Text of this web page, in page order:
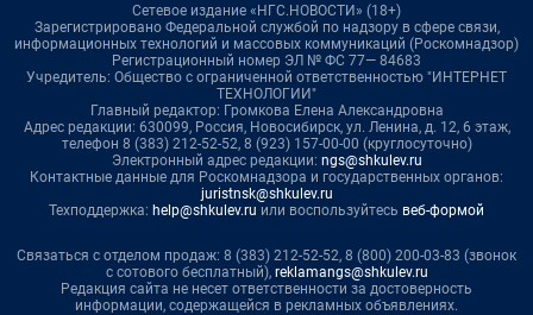
Сетевое издание «НГС.НОВОСТИ» (18+)
Зарегистрировано Федеральной службой по надзору в сфере связи,
информационных технологий и массовых коммуникаций (Роскомнадзор)
Регистрационный номер ЭЛ № ФС 77— 84683
Учредитель: Общество с ограниченной ответственностью "ИНТЕРНЕТ
ТЕХНОЛОГИИ"
Главный редактор: Громкова Елена Александровна
Адрес редакции: 630099, Россия, Новосибирск, ул. Ленина, д. 12, 6 этаж,
телефон 8 (383) 212-52-52, 8 (923) 157-00-00 (круглосуточно)
Электронный адрес редакции: ngs@shkulev.ru
Контактные данные для Роскомнадзора и государственных органов:
juristnsk@shkulev.ru
Техподдержка: help@shkulev.ru или воспользуйтесь веб-формой
Связаться с отделом продаж: 8 (383) 212-52-52, 8 (800) 200-03-83 (звонок
с сотового бесплатный), reklamangs@shkulev.ru
Редакция сайта не несет ответственности за достоверность
информации, содержащейся в рекламных объявлениях.